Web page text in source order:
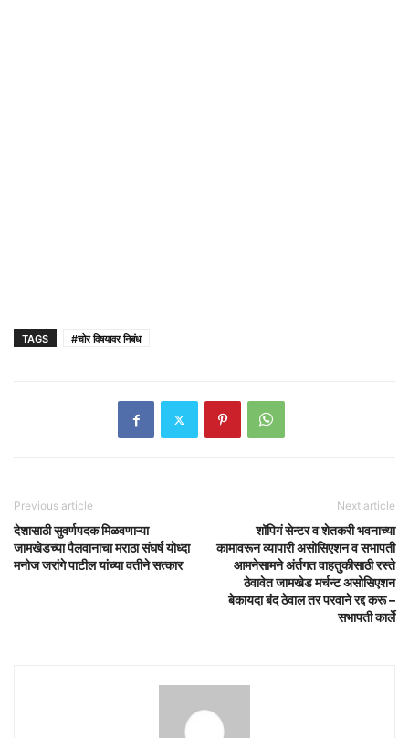
TAGS #चोर विषयावर निबंध
Previous article
देशासाठी सुवर्णपदक मिळवणाऱ्या
जामखेडच्या पैलवानाचा मराठा संघर्ष योध्दा
मनोज जरांगे पाटील यांच्या वतीने सत्कार
Next article
शॉपिगं सेन्टर व शेतकरी भवनाच्या
कामावरून व्यापारी असोसिएशन व सभापती
आमनेसामने अंर्तगत वाहतुकीसाठी रस्ते
ठेवावेत जामखेड मर्चन्ट असोसिएशन
बेकायदा बंद ठेवाल तर परवाने रद्द करू –
सभापती कार्ले